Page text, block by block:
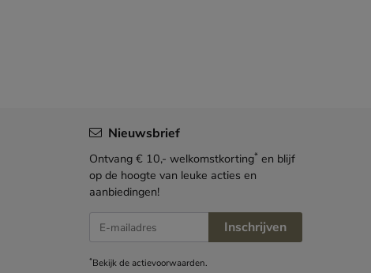
Nieuwsbrief
Ontvang € 10,- welkomstkorting* en blijf
op de hoogte van leuke acties en
aanbiedingen!
E-mailadres Inschrijven
*Bekijk deactievoorwaarden.